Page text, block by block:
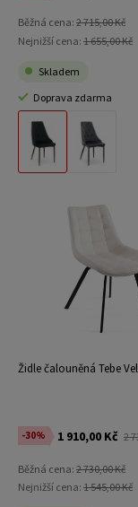
Běžná cena: 2 715,00 Kč
Nejnižší cena: 1 655,00 Kč
Skladem
Doprava zdarma
Židle čalouněná Tebe
-30% 1 910,00 Kč 2
Běžná cena: 2 730,00 Kč
Nejnižší cena: 1 545,00 Kč